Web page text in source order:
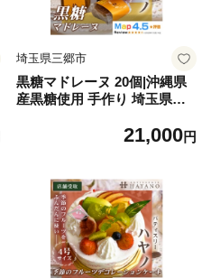
埼玉県三郷市
黒糖マドレーヌ 20個|沖縄県
産黒糖使用 手作り 埼玉県三
21,000円